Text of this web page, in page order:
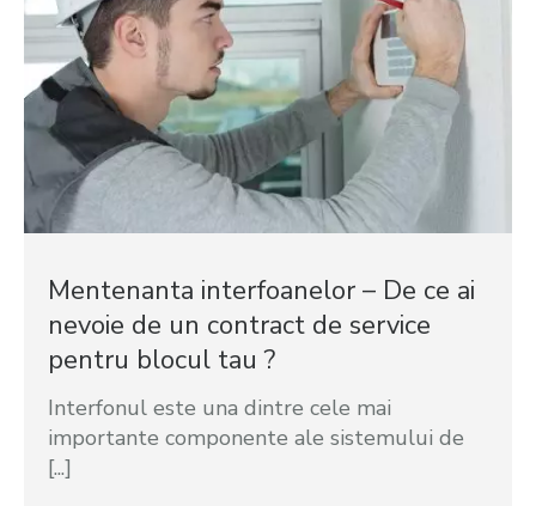
Mentenanta interfoanelor – De ce ai
nevoie de un contract de service
pentru blocul tau ?
Interfonul este una dintre cele mai
importante componente ale sistemului de
[...]